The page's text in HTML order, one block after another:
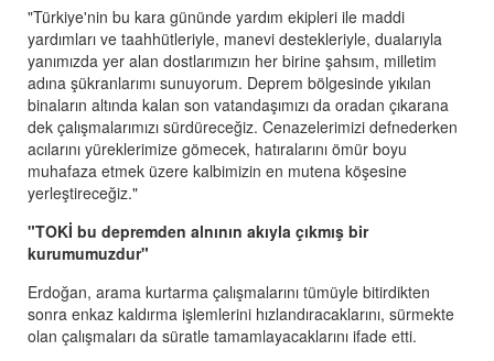
"Türkiye'nin bu kara gününde yardım ekipleri ile maddi
yardımları ve taahhütleriyle, manevi destekleriyle, dualarıyla
yanımızda yer alan dostlarımızın her birine şahsım, milletim
adına şükranlarımı sunuyorum. Deprem bölgesinde yıkılan
binaların altında kalan son vatandaşımızı da oradan çıkarana
dek çalışmalarımızı sürdüreceğiz. Cenazelerimizi defnederken
acılarını yüreklerimize gömecek, hatıralarını ömür boyu
muhafaza etmek üzere kalbimizin en mutena köşesine
yerleştireceğiz."
"TOKİ bu depremden alnının akıyla çıkmış bir
kurumumuzdur"
Erdoğan, arama kurtarma çalışmalarını tümüyle bitirdikten
sonra enkaz kaldırma işlemlerini hızlandıracaklarını, sürmekte
olan çalışmaları da süratle tamamlayacaklarını ifade etti.